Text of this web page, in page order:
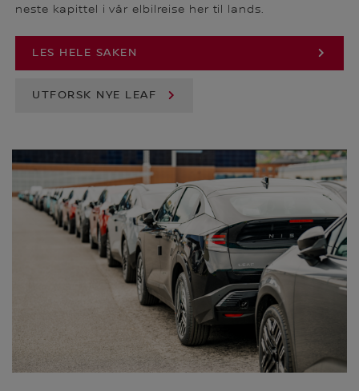
neste kapittel i vår elbilreise her til lands.
LES HELE SAKEN
UTFORSK NYE LEAF